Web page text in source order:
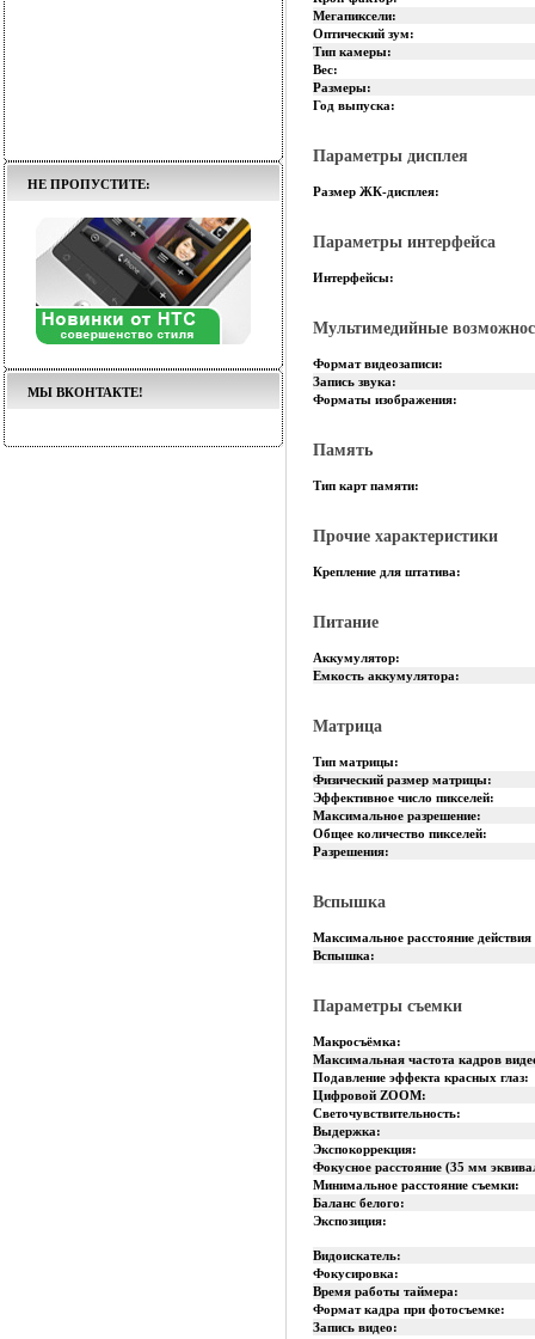
НЕ ПРОПУСТИТЕ:
МЫ ВКОНТАКТЕ!
Мегапиксели:
Оптический зум:
Тип камеры:
Вес:
Размеры:
Год выпуска:
Параметры дисплея
Размер ЖК-дисплея:
Параметры интерфейса
Интерфейсы:
Мультимедийные
Формат видеозаписи:
Запись звука:
Форматы изображения:
Память
Тип карт памяти:
Прочие характеристики
Крепление для штатива:
Питание
Аккумулятор:
Емкость аккумулятора:
Матрица
Тип матрицы:
Физический размер матрицы:
Эффективное число пикселей:
Максимальное разрешение:
Общее количество пикселей:
Разрешения:
Вспышка
Максимальное расстояние
Вспышка:
Параметры съемки
Макросъёмка:
Максимальная частота кадров
Подавление эффекта красных глаз:
Цифровой ZOOM:
Светочувствительность:
Выдержка:
Экспокоррекция:
Фокусное расстояние (35 мм
Минимальное расстояние съемки:
Баланс белого:
Экспозиция:
Видоискатель:
Фокусировка:
Время работы таймера:
Формат кадра при фотосъемке:
Запись видео: